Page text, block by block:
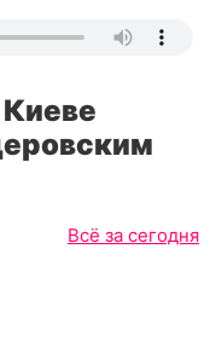
Всё за сегодня